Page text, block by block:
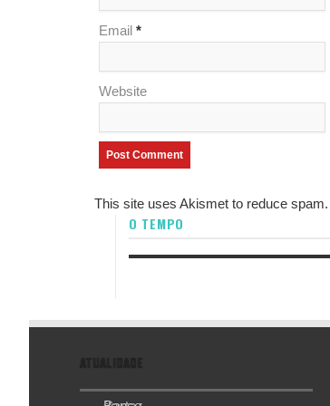
Email *
Website
This site uses Akismet to reduce spam.
O TEMPO
ATUALIDADE